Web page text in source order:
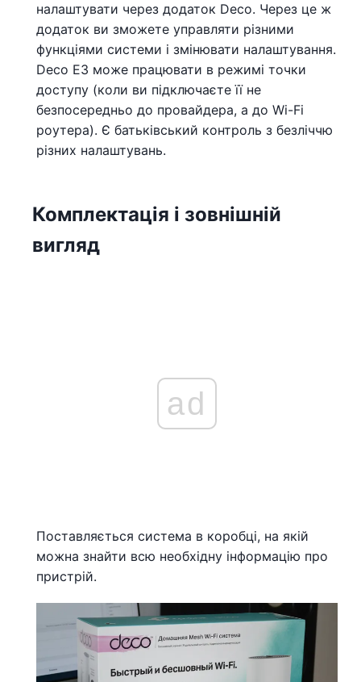
налаштувати через додаток Deco. Через це ж
додаток ви зможете управляти різними
функціями системи і змінювати налаштування.
Deco E3 може працювати в режимі точки
доступу (коли ви підключаєте її не
безпосередньо до провайдера, а до Wi-Fi
роутера). Є батьківський контроль з безліччю
різних налаштувань.
Комплектація і зовнішній
вигляд
ad
Поставляється система в коробці, на якій
можна знайти всю необхідну інформацію про
пристрій.